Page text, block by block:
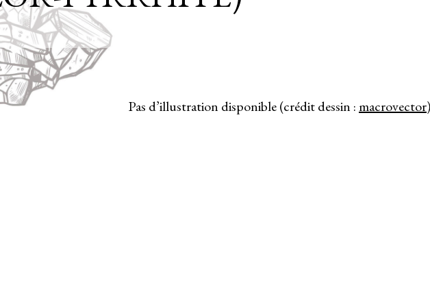
Pas d’illustration disponible (crédit dessin :macrovector)